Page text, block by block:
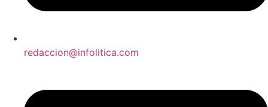
redaccion@infolitica.com